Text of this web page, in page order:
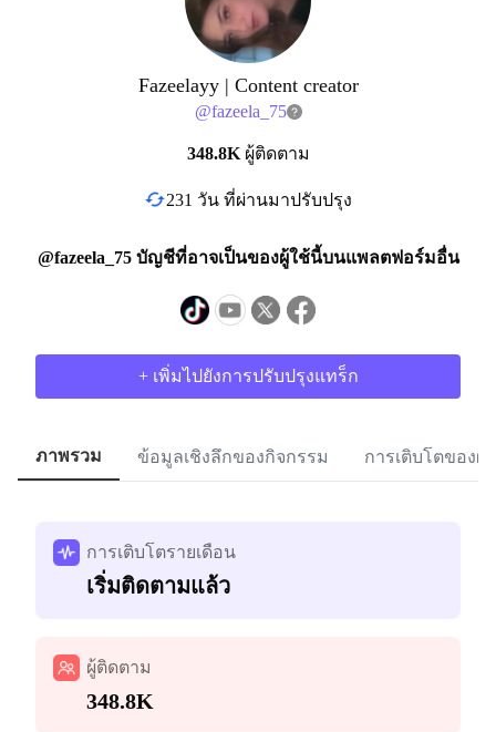
Fazeelayy | Content creator
@fazeela_75
348.8K ผู้ติดตาม
231 วัน ที่ผ่านมาปรับปรุง
@fazeela_75 บัญชีที่อาจเป็นของผู้ใช้นี้บนแพลตฟอร์มอื่น
+ เพิ่มไปยังการปรับปรุงแทร็ก
ภาพรวม ข้อมูลเชิงลึกของกิจกรรม การเติบโตของผู้
การเติบโตรายเดือน
เริ่มติดตามแล้ว
ผู้ติดตาม
348.8K